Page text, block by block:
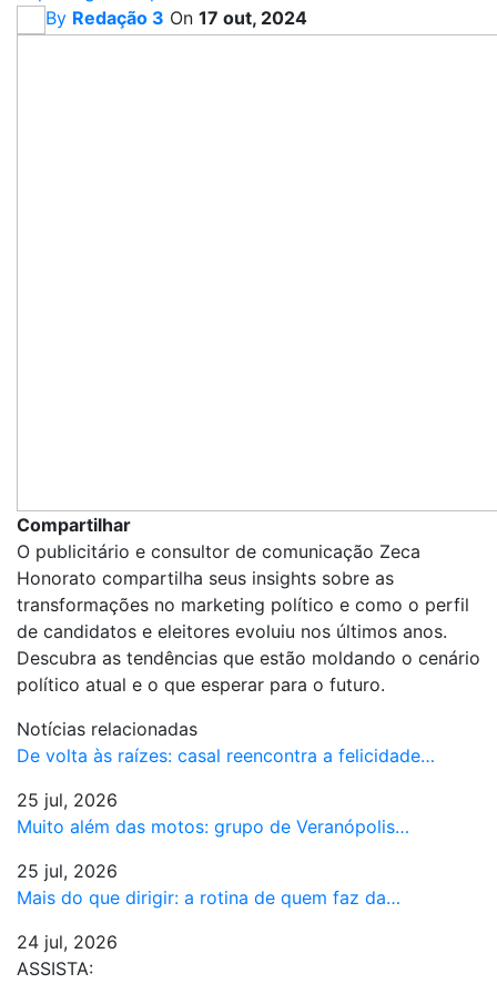
By Redação 3 On 17 out, 2024
Compartilhar
O publicitário e consultor de comunicação Zeca
Honorato compartilha seus insights sobre as
transformações no marketing político e como o perfil
de candidatos e eleitores evoluiu nos últimos anos.
Descubra as tendências que estão moldando o cenário
político atual e o que esperar para o futuro.
Notícias relacionadas
De volta às raízes: casal reencontra a felicidade…
25 jul, 2026
Muito além das motos: grupo de Veranópolis…
25 jul, 2026
Mais do que dirigir: a rotina de quem faz da…
24 jul, 2026
ASSISTA: